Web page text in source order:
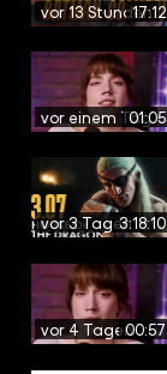
vor 13 Stunden
17:12
vor einem Tag
01:05
vor 3 Tagen3:18:10
vor 4 Tagen00:57